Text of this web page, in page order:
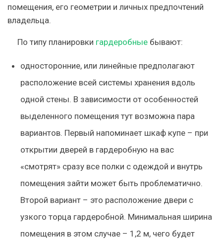
помещения, его геометрии и личных предпочтений
владельца.
По типу планировки гардеробные бывают:
односторонние, или линейныепредполагают
расположение всей системы хранения вдоль
одной стены. В зависимости от особенностей
выделенного помещения тут возможна пара
вариантов. Первый напоминает шкаф купе – при
открытии дверей в гардеробную на вас
«смотрят» сразу все полки с одеждой и внутрь
помещения зайти может быть проблематично.
Второй вариант – это расположение двери с
узкого торца гардеробной. Минимальная ширина
помещения в этом случае – 1,2 м, чего будет